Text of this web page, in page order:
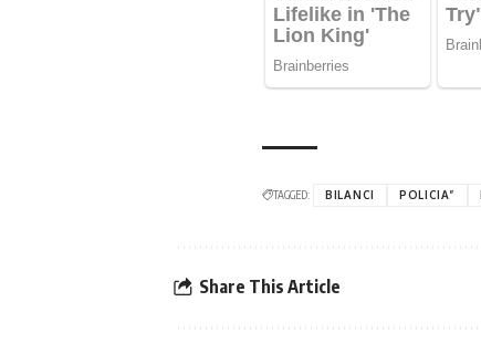
TAGGED: BILANCI POLICIA”
Share This Article